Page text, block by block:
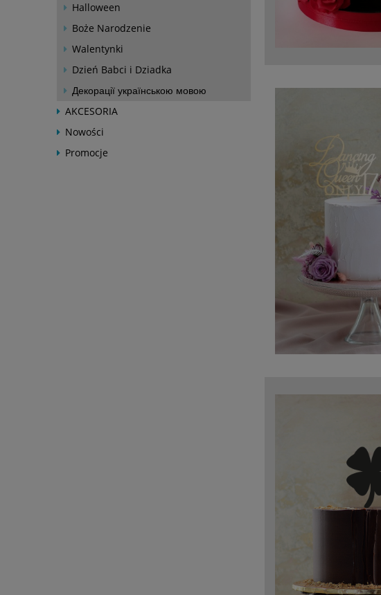
Halloween
Boże Narodzenie
Walentynki
Dzień Babci i Dziadka
Декорації українською мовою
AKCESORIA
Nowości
Promocje